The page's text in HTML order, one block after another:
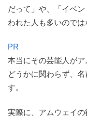
だって」や、「イベ
われた人も多いのでは
PR
本当にその芸能人が
どうかに関わらず、
す。
実際に、アムウェイ